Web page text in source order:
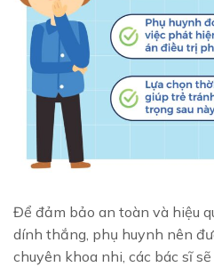
Để đảm bảo an toàn và hiệu
dính thắng, phụ huynh nên
chuyên khoa nhi, các bác sĩ